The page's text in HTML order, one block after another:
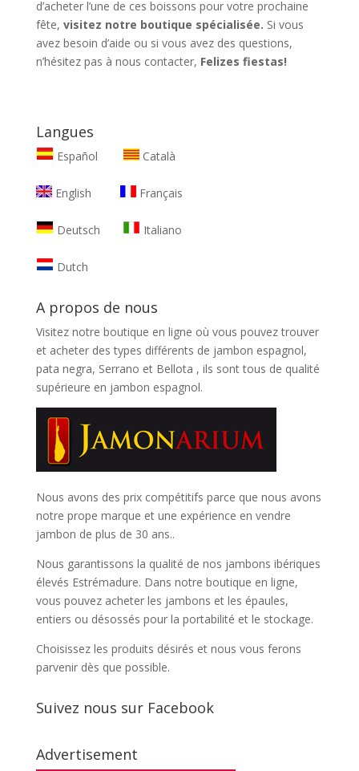
d’acheter l’une de ces boissons pour votre prochaine
fête, visitez notre boutique spécialisée. Si vous
avez besoin d’aide ou si vous avez des questions,
n’hésitez pas à nous contacter, Felizes fiestas!
Langues
Español Català
English Français
Deutsch Italiano
Dutch
A propos de nous
Visitez notre boutique en ligne où vous pouvez trouver
et acheter des types différents de jambon espagnol,
pata negra, Serrano et Bellota , ils sont tous de qualité
supérieure en jambon espagnol.
Nous avons des prix compétitifs parce que nous avons
notre prope marque et une expérience en vendre
jambon de plus de 30 ans..
Nous garantissons la qualité de nos jambons ibériques
élevés Estrémadure. Dans notre boutique en ligne,
vous pouvez acheter les jambons et les épaules,
entiers ou désossés pour la portabilité et le stockage.
Choisissez les produits désirés et nous vous ferons
parvenir dès que possible.
Suivez nous sur Facebook
Advertisement